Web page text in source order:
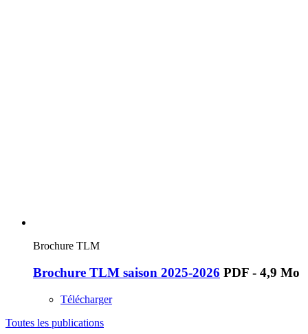
Brochure TLM
Brochure TLM saison 2025-2026 PDF - 4,9 Mo
Télécharger
Toutes les publications